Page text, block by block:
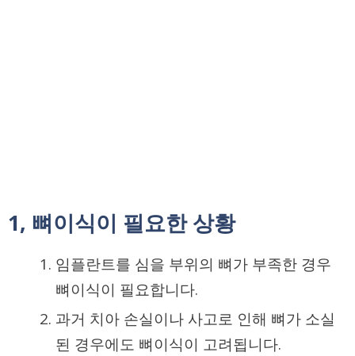
1, 뼈이식이 필요한 상황
임플란트를 심을 부위의 뼈가 부족한 경우
뼈이식이 필요합니다.
과거 치아 손실이나 사고로 인해 뼈가 소실
된 경우에도 뼈이식이 고려됩니다.